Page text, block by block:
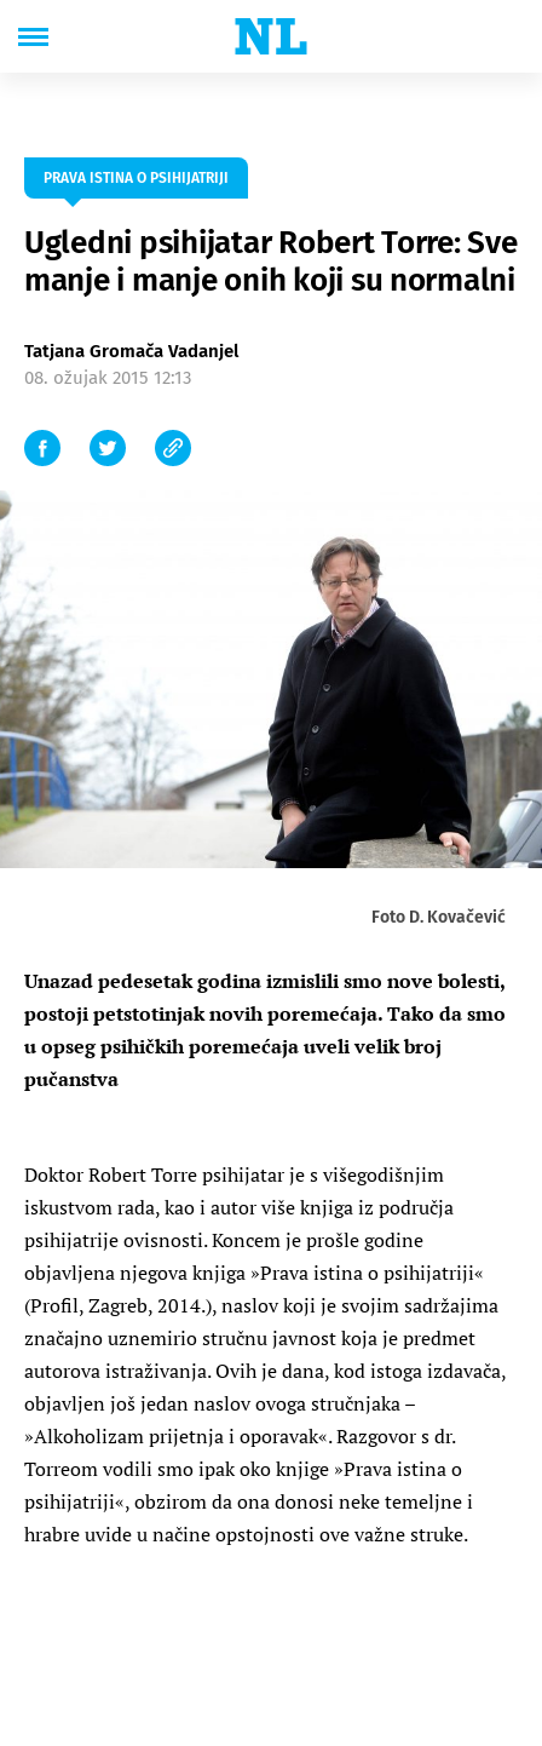
PRAVA ISTINA O PSIHIJATRIJI
Ugledni psihijatar Robert Torre: Sve
manje i manje onih koji su normalni
Tatjana Gromača Vadanjel
08. ožujak 2015 12:13
Foto D. Kovačević
Unazad pedesetak godina izmislili smo nove bolesti,
postoji petstotinjak novih poremećaja. Tako da smo
u opseg psihičkih poremećaja uveli velik broj
pučanstva
Doktor Robert Torre psihijatar je s višegodišnjim
iskustvom rada, kao i autor više knjiga iz područja
psihijatrije ovisnosti. Koncem je prošle godine
objavljena njegova knjiga »Prava istina o psihijatriji«
(Profil, Zagreb, 2014.), naslov koji je svojim sadržajima
značajno uznemirio stručnu javnost koja je predmet
autorova istraživanja. Ovih je dana, kod istoga izdavača,
objavljen još jedan naslov ovoga stručnjaka –
»Alkoholizam prijetnja i oporavak«. Razgovor s dr.
Torreom vodili smo ipak oko knjige »Prava istina o
psihijatriji«, obzirom da ona donosi neke temeljne i
hrabre uvide u načine opstojnosti ove važne struke.